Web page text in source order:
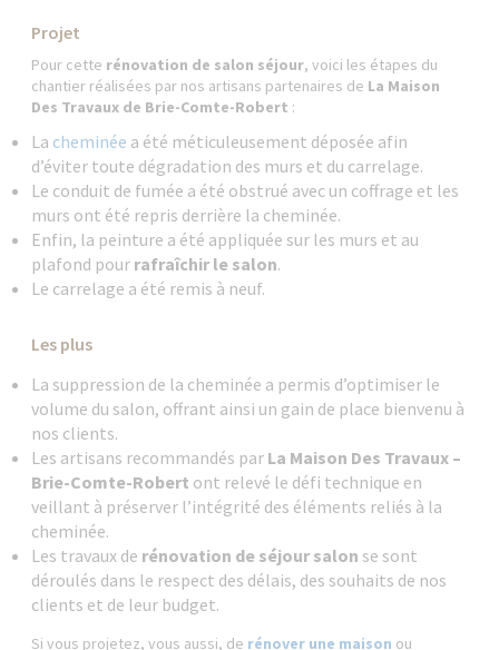
Projet
Pour cette rénovation de salon séjour, voici les étapes du
chantier réalisées par nos artisans partenaires de La Maison
Des Travaux de Brie-Comte-Robert :
La cheminée a été méticuleusement déposée afin
d’éviter toute dégradation des murs et du carrelage.
Le conduit de fumée a été obstrué avec un coffrage et les
murs ont été repris derrière la cheminée.
Enfin, la peinture a été appliquée sur les murs et au
plafond pour rafraîchir le salon.
Le carrelage a été remis à neuf.
Les plus
La suppression de la cheminée a permis d’optimiser le
volume du salon, offrant ainsi un gain de place bienvenu à
nos clients.
Les artisans recommandés par La Maison Des Travaux –
Brie-Comte-Robert ont relevé le défi technique en
veillant à préserver l’intégrité des éléments reliés à la
cheminée.
Les travaux de rénovation de séjour salon se sont
déroulés dans le respect des délais, des souhaits de nos
clients et de leur budget.
Si vous projetez, vous aussi, de rénover une maison ou